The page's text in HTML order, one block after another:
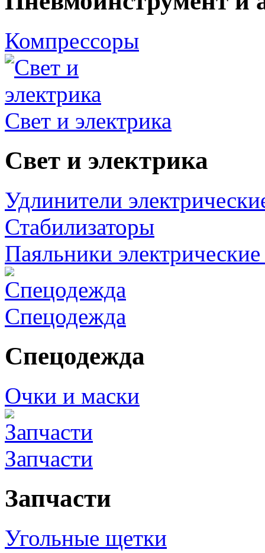
Компрессоры
Свет и электрика
Свет и электрика
Удлинители
Стабилизаторы
Паяльники
Спецодежда
Спецодежда
Очки и маски
Запчасти
Запчасти
Угольные щетки